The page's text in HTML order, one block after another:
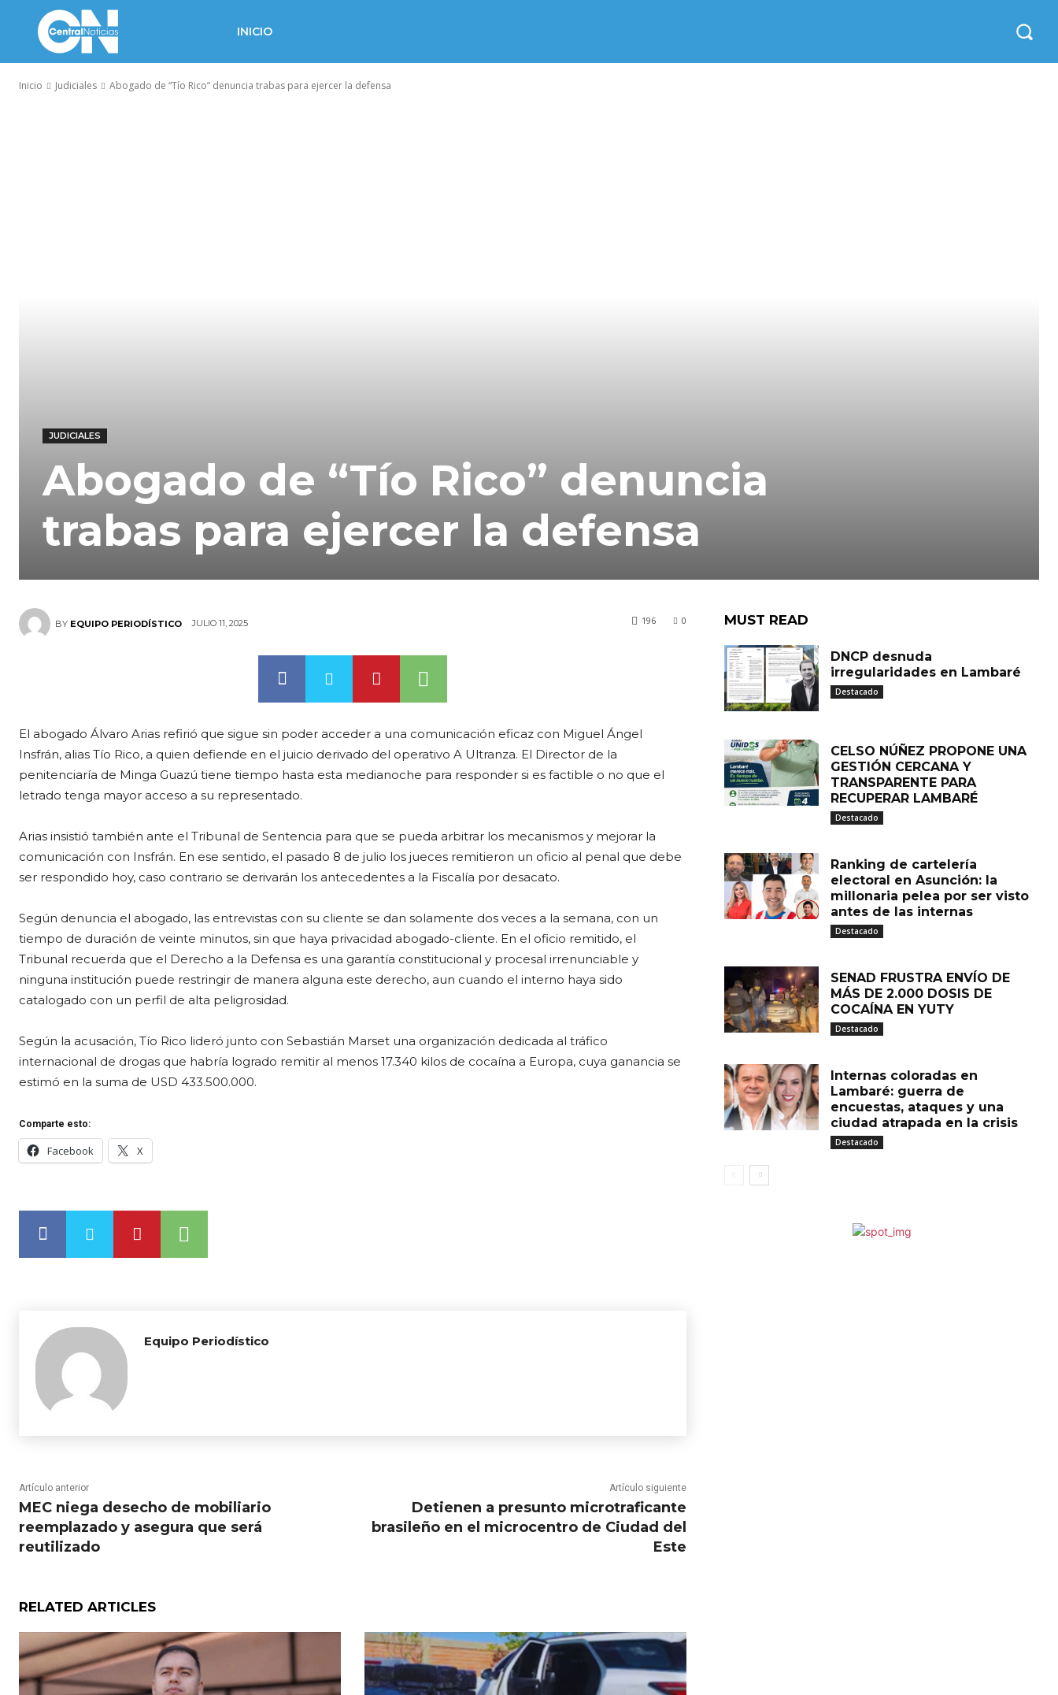
INICIO
Inicio Judiciales Abogado de “Tío Rico” denuncia trabas para ejercer la defensa
JUDICIALES
Abogado de “Tío Rico” denuncia
trabas para ejercer la defensa
BY EQUIPO PERIODÍSTICO JULIO 11, 2025 0
196
El abogado Álvaro Arias refirió que sigue sin poder acceder a una comunicación eficaz con Miguel Ángel
Insfrán, alias Tío Rico, a quien defiende en el juicio derivado del operativo A Ultranza. El Director de la
penitenciaría de Minga Guazú tiene tiempo hasta esta medianoche para responder si es factible o no que el
letrado tenga mayor acceso a su representado.
Arias insistió también ante el Tribunal de Sentencia para que se pueda arbitrar los mecanismos y mejorar la
comunicación con Insfrán. En ese sentido, el pasado 8 de julio los jueces remitieron un oficio al penal que debe
ser respondido hoy, caso contrario se derivarán los antecedentes a la Fiscalía por desacato.
Según denuncia el abogado, las entrevistas con su cliente se dan solamente dos veces a la semana, con un
tiempo de duración de veinte minutos, sin que haya privacidad abogado-cliente. En el oficio remitido, el
Tribunal recuerda que el Derecho a la Defensa es una garantía constitucional y procesal irrenunciable y
ninguna institución puede restringir de manera alguna este derecho, aun cuando el interno haya sido
catalogado con un perfil de alta peligrosidad.
Según la acusación, Tío Rico lideró junto con Sebastián Marset una organización dedicada al tráfico
internacional de drogas que habría logrado remitir al menos 17.340 kilos de cocaína a Europa, cuya ganancia se
estimó en la suma de USD 433.500.000.
Comparte esto:
Facebook X
Equipo Periodístico
Artículo anterior
MEC niega desecho de mobiliario
reemplazado y asegura que será
reutilizado
Artículo siguiente
Detienen a presunto microtraficante
brasileño en el microcentro de Ciudad del
Este
RELATED ARTICLES
MUST READ
DNCP desnuda
irregularidades en Lambaré
Destacado
CELSO NÚÑEZ PROPONE UNA
GESTIÓN CERCANA Y
TRANSPARENTE PARA
RECUPERAR LAMBARÉ
Destacado
Ranking de cartelería
electoral en Asunción: la
millonaria pelea por ser visto
antes de las internas
Destacado
SENAD FRUSTRA ENVÍO DE
MÁS DE 2.000 DOSIS DE
COCAÍNA EN YUTY
Destacado
Internas coloradas en
Lambaré: guerra de
encuestas, ataques y una
ciudad atrapada en la crisis
Destacado